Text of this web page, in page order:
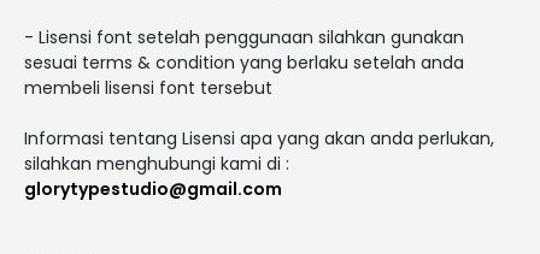
- Lisensi font setelah penggunaan silahkan gunakan
sesuai terms & condition yang berlaku setelah anda
membeli lisensi font tersebut
Informasi tentang Lisensi apa yang akan anda perlukan,
silahkan menghubungi kami di :
glorytypestudio@gmail.com